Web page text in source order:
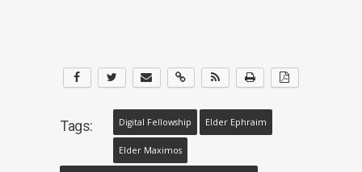
Tags: Digital Fellowship Elder Ephraim
Elder Maximos